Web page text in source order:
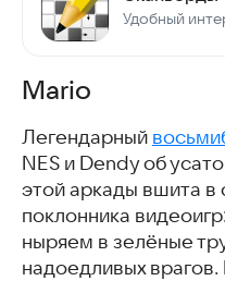
Mario
Легендарный
NES и Dendy об
этой аркады вшита в
поклонника
ныряем в зелёные
надоедливых